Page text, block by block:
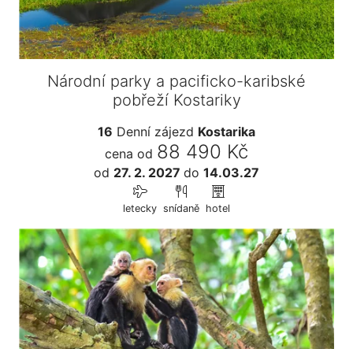
Národní parky a pacificko-karibské
pobřeží Kostariky
16 Denní zájezd Kostarika
cena od 88 490 Kč
od 27. 2. 2027 do 14.03.27
letecky snídaně hotel